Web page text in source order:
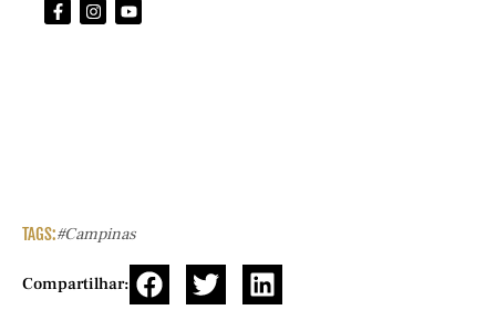
TAGS:#campinas
Compartilhar: